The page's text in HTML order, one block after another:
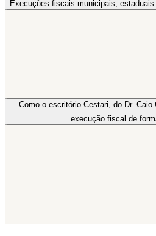
Execuções fiscais municipais,
Como o escritório Cestari, do Dr.
execução fiscal de